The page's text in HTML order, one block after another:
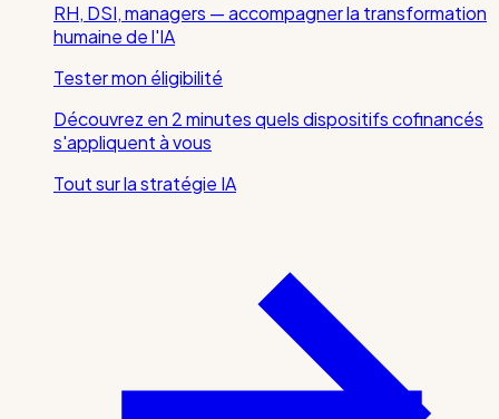
RH, DSI, managers — accompagner la transformation
humaine de l'IA
Tester mon éligibilité
Découvrez en 2 minutes quels dispositifs cofinancés
s'appliquent à vous
Tout sur la stratégie IA